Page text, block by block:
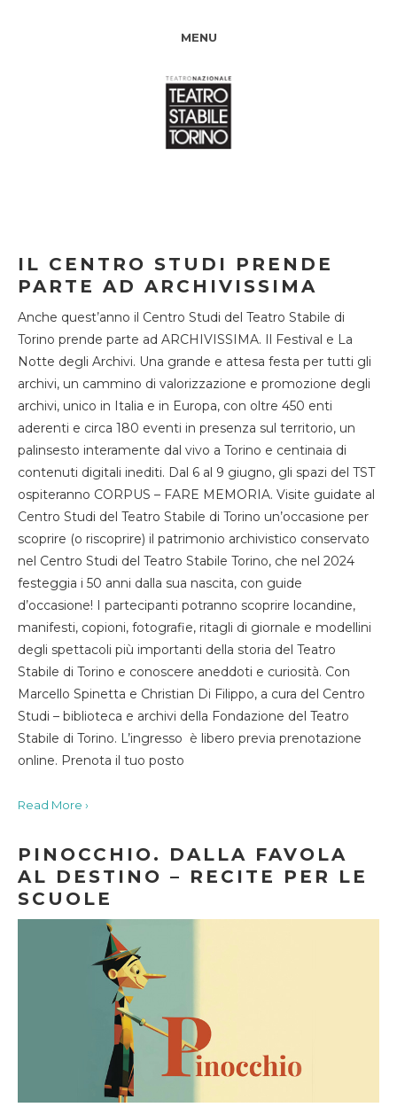
MENU
IL CENTRO STUDI PRENDE
PARTE AD ARCHIVISSIMA
Anche quest’anno il Centro Studi del Teatro Stabile di
Torino prende parte ad ARCHIVISSIMA. Il Festival e La
Notte degli Archivi. Una grande e attesa festa per tutti gli
archivi, un cammino di valorizzazione e promozione degli
archivi, unico in Italia e in Europa, con oltre 450 enti
aderenti e circa 180 eventi in presenza sul territorio, un
palinsesto interamente dal vivo a Torino e centinaia di
contenuti digitali inediti. Dal 6 al 9 giugno, gli spazi del TST
ospiteranno CORPUS – FARE MEMORIA. Visite guidate al
Centro Studi del Teatro Stabile di Torino un’occasione per
scoprire (o riscoprire) il patrimonio archivistico conservato
nel Centro Studi del Teatro Stabile Torino, che nel 2024
festeggia i 50 anni dalla sua nascita, con guide
d’occasione! I partecipanti potranno scoprire locandine,
manifesti, copioni, fotografie, ritagli di giornale e modellini
degli spettacoli più importanti della storia del Teatro
Stabile di Torino e conoscere aneddoti e curiosità. Con
Marcello Spinetta e Christian Di Filippo, a cura del Centro
Studi – biblioteca e archivi della Fondazione del Teatro
Stabile di Torino. L’ingresso è libero previa prenotazione
online. Prenota il tuo posto
Read More ›
PINOCCHIO. DALLA FAVOLA
AL DESTINO – RECITE PER LE
SCUOLE